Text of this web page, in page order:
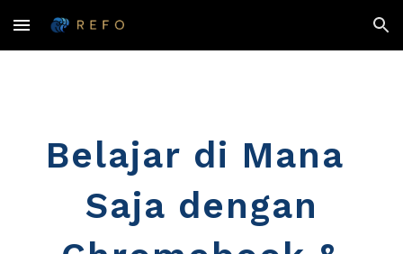
Skip to main content Skip to navigation
Belajar di Mana
Saja dengan